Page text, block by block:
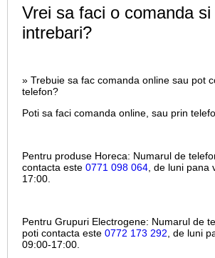
Vrei sa faci o comanda si
intrebari?
» Trebuie sa fac comanda online sau pot
telefon?
Poti sa faci comanda online, sau prin
Pentru produse Horeca: Numarul de
contacta este 0771 098 064, de luni pana
17:00.
Pentru Grupuri Electrogene: Numarul de
poti contacta este 0772 173 292, de luni
09:00-17:00.